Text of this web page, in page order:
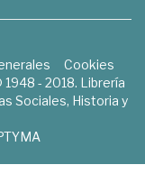
Cookies
- 2018. Librería
Sociales, Historia y